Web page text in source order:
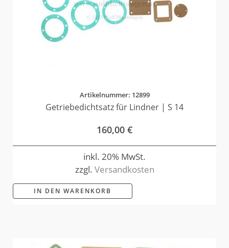
Artikelnummer: 12899
Getriebedichtsatz für Lindner | S 14
160,00 €
inkl. 20% MwSt.
zzgl. Versandkosten
IN DEN WARENKORB